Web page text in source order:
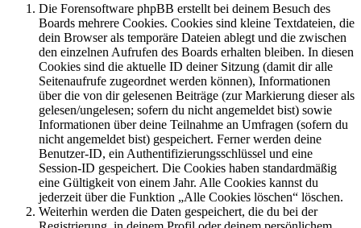
Die Forensoftware phpBB erstellt bei deinem Besuch des
Boards mehrere Cookies. Cookies sind kleine Textdateien, die
dein Browser als temporäre Dateien ablegt und die zwischen
den einzelnen Aufrufen des Boards erhalten bleiben. In diesen
Cookies sind die aktuelle ID deiner Sitzung (damit dir alle
Seitenaufrufe zugeordnet werden können), Informationen
über die von dir gelesenen Beiträge (zur Markierung dieser als
gelesen/ungelesen; sofern du nicht angemeldet bist) sowie
Informationen über deine Teilnahme an Umfragen (sofern du
nicht angemeldet bist) gespeichert. Ferner werden deine
Benutzer-ID, ein Authentifizierungsschlüssel und eine
Session-ID gespeichert. Die Cookies haben standardmäßig
eine Gültigkeit von einem Jahr. Alle Cookies kannst du
jederzeit über die Funktion „Alle Cookies löschen“ löschen.
Weiterhin werden die Daten gespeichert, die du bei der